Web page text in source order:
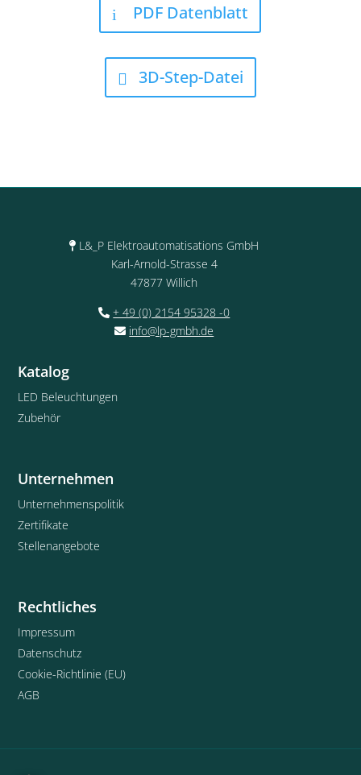
PDF Datenblatt
3D-Step-Datei
L&_P Elektroautomatisations GmbH
Karl-Arnold-Strasse 4
47877 Willich
+ 49 (0) 2154 95328 -0
info@lp-gmbh.de
Katalog
LED Beleuchtungen
Zubehör
Unternehmen
Unternehmenspolitik
Zertifikate
Stellenangebote
Rechtliches
Impressum
Datenschutz
Cookie-Richtlinie (EU)
AGB